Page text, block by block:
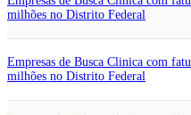
milhões no Distrito Federal
Empresas de Busca Clinica com
milhões no Distrito Federal